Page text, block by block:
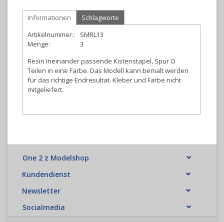
Informationen
Schlagworte
Artikelnummer::
SMRL13
Menge:
3
Resin Ineinander passende Kistenstapel, Spur O
Teilen in eine Farbe. Das Modell kann bemalt werden
für das richtige Endresultat. Kleber und Farbe nicht
mitgeliefert.
One 2 z Modelshop
Kundendienst
Newsletter
Socialmedia